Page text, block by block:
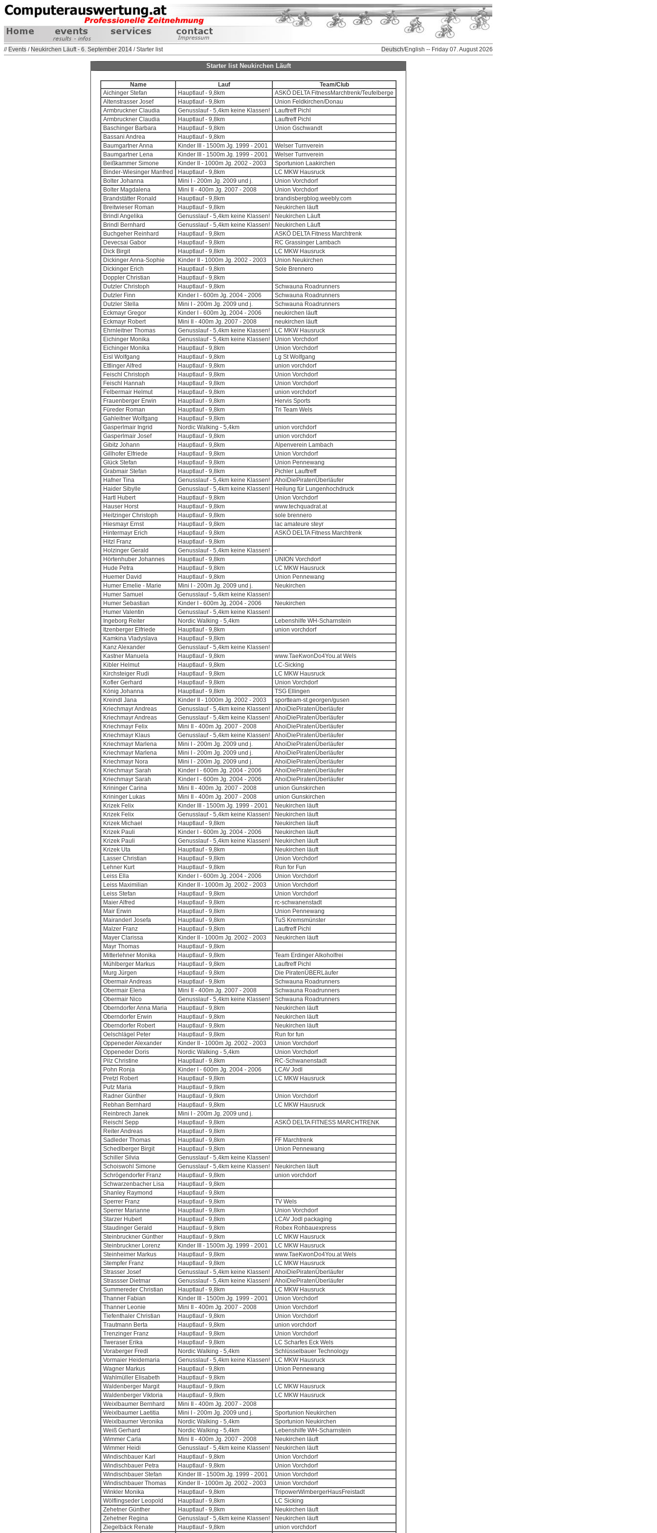
// Events / Neukirchen Läuft - 6. September 2014 / Starter list Deutsch/English -- Friday 07. August 2026
Starter list Neukirchen Läuft
Name Lauf
Team/Club
Aichinger Stefan
Hauptlauf - 9,8km
ASKÖ DELTA FitnessMarchtrenk/Teufelberge
Altenstrasser Josef
Hauptlauf - 9,8km
Union Feldkirchen/Donau
Armbruckner Claudia
Genusslauf - 5,4km keine Klassen!
Lauftreff Pichl
Armbruckner Claudia
Hauptlauf - 9,8km
Lauftreff Pichl
Baschinger Barbara
Hauptlauf - 9,8km
Union Gschwandt
Bassani Andrea
Hauptlauf - 9,8km
Baumgartner Anna
Kinder III - 1500m Jg. 1999 - 2001
Welser Turnverein
Baumgartner Lena
Kinder III - 1500m Jg. 1999 - 2001
Welser Turnverein
Beißkammer Simone
Kinder II - 1000m Jg. 2002 - 2003
Sportunion Laakirchen
Binder-Wiesinger Manfred
Hauptlauf - 9,8km
LC MKW Hausruck
Bolter Johanna
Mini I - 200m Jg. 2009 und j.
Union Vorchdorf
Bolter Magdalena
Mini II - 400m Jg. 2007 - 2008
Union Vorchdorf
Brandstätter Ronald
Hauptlauf - 9,8km
brandisbergblog.weebly.com
Breitwieser Roman
Hauptlauf - 9,8km
Neukirchen läuft
Brindl Angelika
Genusslauf - 5,4km keine Klassen!
Neukirchen Läuft
Brindl Bernhard
Genusslauf - 5,4km keine Klassen!
Neukirchen Läuft
Buchgeher Reinhard
Hauptlauf - 9,8km
ASKÖ DELTA Fitness Marchtrenk
Devecsai Gabor
Hauptlauf - 9,8km
RC Grassinger Lambach
Dick Birgit
Hauptlauf - 9,8km
LC MKW Hausruck
Dickinger Anna-Sophie
Kinder II - 1000m Jg. 2002 - 2003
Union Neukirchen
Dickinger Erich
Hauptlauf - 9,8km
Sole Brennero
Doppler Christian
Hauptlauf - 9,8km
Dutzler Christoph
Hauptlauf - 9,8km
Schwauna Roadrunners
Dutzler Finn
Kinder I - 600m Jg. 2004 - 2006
Schwauna Roadrunners
Dutzler Stella
Mini I - 200m Jg. 2009 und j.
Schwauna Roadrunners
Eckmayr Gregor
Kinder I - 600m Jg. 2004 - 2006
neukirchen läuft
Eckmayr Robert
Mini II - 400m Jg. 2007 - 2008
neukirchen läuft
Ehrnleitner Thomas
Genusslauf - 5,4km keine Klassen!
LC MKW Hausruck
Eichinger Monika
Genusslauf - 5,4km keine Klassen!
Union Vorchdorf
Eichinger Monika
Hauptlauf - 9,8km
Union Vorchdorf
Eisl Wolfgang
Hauptlauf - 9,8km
Lg St Wolfgang
Ettlinger Alfred
Hauptlauf - 9,8km
union vorchdorf
Feischl Christoph
Hauptlauf - 9,8km
Union Vorchdorf
Feischl Hannah
Hauptlauf - 9,8km
Union Vorchdorf
Felbermair Helmut
Hauptlauf - 9,8km
union vorchdorf
Frauenberger Erwin
Hauptlauf - 9,8km
Hervis Sports
Füreder Roman
Hauptlauf - 9,8km
Tri Team Wels
Gahleitner Wolfgang
Hauptlauf - 9,8km
Gasperlmair Ingrid
Nordic Walking - 5,4km
union vorchdorf
Gasperlmair Josef
Hauptlauf - 9,8km
union vorchdorf
Gibitz Johann
Hauptlauf - 9,8km
Alpenverein Lambach
Gillhofer Elfriede
Hauptlauf - 9,8km
Union Vorchdorf
Glück Stefan
Hauptlauf - 9,8km
Union Pennewang
Grabmair Stefan
Hauptlauf - 9,8km
Pichler Lauftreff
Hafner Tina
Genusslauf - 5,4km keine Klassen!
AhoiDiePiratenÜberläufer
Haider Sibylle
Genusslauf - 5,4km keine Klassen!
Heilung für Lungenhochdruck
Hartl Hubert
Hauptlauf - 9,8km
Union Vorchdorf
Hauser Horst
Hauptlauf - 9,8km
www.techquadrat.at
Heitzinger Christoph
Hauptlauf - 9,8km
sole brennero
Hiesmayr Ernst
Hauptlauf - 9,8km
lac amateure steyr
Hintermayr Erich
Hauptlauf - 9,8km
ASKÖ DELTA Fitness Marchtrenk
Hitzl Franz
Hauptlauf - 9,8km
Holzinger Gerald
Genusslauf - 5,4km keine Klassen!
-
Hörtenhuber Johannes
Hauptlauf - 9,8km
UNION Vorchdorf
Hude Petra
Hauptlauf - 9,8km
LC MKW Hausruck
Huemer David
Hauptlauf - 9,8km
Union Pennewang
Humer Emelie - Marie
Mini I - 200m Jg. 2009 und j.
Neukirchen
Humer Samuel
Genusslauf - 5,4km keine Klassen!
Humer Sebastian
Kinder I - 600m Jg. 2004 - 2006
Neukirchen
Humer Valentin
Genusslauf - 5,4km keine Klassen!
Ingeborg Reiter
Nordic Walking - 5,4km
Lebenshilfe WH-Scharnstein
Itzenberger Elfriede
Hauptlauf - 9,8km
union vorchdorf
Kamkina Vladyslava
Hauptlauf - 9,8km
Kanz Alexander
Genusslauf - 5,4km keine Klassen!
Kastner Manuela
Hauptlauf - 9,8km
www.TaeKwonDo4You.at Wels
Kibler Helmut
Hauptlauf - 9,8km
LC-Sicking
Kirchsteiger Rudi
Hauptlauf - 9,8km
LC MKW Hausruck
Kofler Gerhard
Hauptlauf - 9,8km
Union Vorchdorf
König Johanna
Hauptlauf - 9,8km
TSG Ellingen
Kreindl Jana
Kinder II - 1000m Jg. 2002 - 2003
sportteam-st.georgen/gusen
Kriechmayr Andreas
Genusslauf - 5,4km keine Klassen!
AhoiDiePiratenÜberläufer
Kriechmayr Andreas
Genusslauf - 5,4km keine Klassen!
AhoiDiePiratenÜberläufer
Kriechmayr Felix
Mini II - 400m Jg. 2007 - 2008
AhoiDiePiratenÜberläufer
Kriechmayr Klaus
Genusslauf - 5,4km keine Klassen!
AhoiDiePiratenÜberläufer
Kriechmayr Marlena
Mini I - 200m Jg. 2009 und j.
AhoiDiePiratenÜberläufer
Kriechmayr Marlena
Mini I - 200m Jg. 2009 und j.
AhoiDiePiratenÜberläufer
Kriechmayr Nora
Mini I - 200m Jg. 2009 und j.
AhoiDiePiratenÜberläufer
Kriechmayr Sarah
Kinder I - 600m Jg. 2004 - 2006
AhoiDiePiratenÜberläufer
Kriechmayr Sarah
Kinder I - 600m Jg. 2004 - 2006
AhoiDiePiratenÜberläufer
Krininger Carina
Mini II - 400m Jg. 2007 - 2008
union Gunskirchen
Krininger Lukas
Mini II - 400m Jg. 2007 - 2008
union Gunskirchen
Krizek Felix
Kinder III - 1500m Jg. 1999 - 2001
Neukirchen läuft
Krizek Felix
Genusslauf - 5,4km keine Klassen!
Neukirchen läuft
Krizek Michael
Hauptlauf - 9,8km
Neukirchen läuft
Krizek Pauli
Kinder I - 600m Jg. 2004 - 2006
Neukirchen läuft
Krizek Pauli
Genusslauf - 5,4km keine Klassen!
Neukirchen läuft
Krizek Uta
Hauptlauf - 9,8km
Neukirchen läuft
Lasser Christian
Hauptlauf - 9,8km
Union Vorchdorf
Lehner Kurt
Hauptlauf - 9,8km
Run for Fun
Leiss Ella
Kinder I - 600m Jg. 2004 - 2006
Union Vorchdorf
Leiss Maximilian
Kinder II - 1000m Jg. 2002 - 2003
Union Vorchdorf
Leiss Stefan
Hauptlauf - 9,8km
Union Vorchdorf
Maier Alfred
Hauptlauf - 9,8km
rc-schwanenstadt
Mair Erwin
Hauptlauf - 9,8km
Union Pennewang
Mairanderl Josefa
Hauptlauf - 9,8km
TuS Kremsmünster
Malzer Franz
Hauptlauf - 9,8km
Lauftreff Pichl
Mayer Clarissa
Kinder II - 1000m Jg. 2002 - 2003
Neukirchen läuft
Mayr Thomas
Hauptlauf - 9,8km
Mitterlehner Monika
Hauptlauf - 9,8km
Team Erdinger Alkoholfrei
Mühlberger Markus
Hauptlauf - 9,8km
Lauftreff Pichl
Murg Jürgen
Hauptlauf - 9,8km
Die PiratenÜBERLäufer
Obermair Andreas
Hauptlauf - 9,8km
Schwauna Roadrunners
Obermair Elena
Mini II - 400m Jg. 2007 - 2008
Schwauna Roadrunners
Obermair Nico
Genusslauf - 5,4km keine Klassen!
Schwauna Roadrunners
Oberndorfer Anna Maria
Hauptlauf - 9,8km
Neukirchen läuft
Oberndorfer Erwin
Hauptlauf - 9,8km
Neukirchen läuft
Oberndorfer Robert
Hauptlauf - 9,8km
Neukirchen läuft
Oelschlägel Peter
Hauptlauf - 9,8km
Run for fun
Oppeneder Alexander
Kinder II - 1000m Jg. 2002 - 2003
Union Vorchdorf
Oppeneder Doris
Nordic Walking - 5,4km
Union Vorchdorf
Pilz Christine
Hauptlauf - 9,8km
RC-Schwanenstadt
Pohn Ronja
Kinder I - 600m Jg. 2004 - 2006
LCAV Jodl
Pretzl Robert
Hauptlauf - 9,8km
LC MKW Hausruck
Putz Maria
Hauptlauf - 9,8km
Radner Günther
Hauptlauf - 9,8km
Union Vorchdorf
Rebhan Bernhard
Hauptlauf - 9,8km
LC MKW Hausruck
Reinbrech Janek
Mini I - 200m Jg. 2009 und j.
Reischl Sepp
Hauptlauf - 9,8km
ASKÖ DELTA FITNESS MARCHTRENK
Reiter Andreas
Hauptlauf - 9,8km
Sadleder Thomas
Hauptlauf - 9,8km
FF Marchtrenk
Schedlberger Birgit
Hauptlauf - 9,8km
Union Pennewang
Schiller Silvia
Genusslauf - 5,4km keine Klassen!
Schoiswohl Simone
Genusslauf - 5,4km keine Klassen!
Neukirchen läuft
Schrögendorfer Franz
Hauptlauf - 9,8km
union vorchdorf
Schwarzenbacher Lisa
Hauptlauf - 9,8km
Shanley Raymond
Hauptlauf - 9,8km
Sperrer Franz
Hauptlauf - 9,8km
TV Wels
Sperrer Marianne
Hauptlauf - 9,8km
Union Vorchdorf
Starzer Hubert
Hauptlauf - 9,8km
LCAV Jodl packaging
Staudinger Gerald
Hauptlauf - 9,8km
Robex Rohbauexpress
Steinbruckner Günther
Hauptlauf - 9,8km
LC MKW Hausruck
Steinbruckner Lorenz
Kinder III - 1500m Jg. 1999 - 2001
LC MKW Hausruck
Steinheimer Markus
Hauptlauf - 9,8km
www.TaeKwonDo4You.at Wels
Stempfer Franz
Hauptlauf - 9,8km
LC MKW Hausruck
Strasser Josef
Genusslauf - 5,4km keine Klassen!
AhoiDiePiratenÜberläufer
Strassser Dietmar
Genusslauf - 5,4km keine Klassen!
AhoiDiePiratenÜberläufer
Summereder Christian
Hauptlauf - 9,8km
LC MKW Hausruck
Thanner Fabian
Kinder III - 1500m Jg. 1999 - 2001
Union Vorchdorf
Thanner Leonie
Mini II - 400m Jg. 2007 - 2008
Union Vorchdorf
Tiefenthaler Christian
Hauptlauf - 9,8km
Union Vorchdorf
Trautmann Berta
Hauptlauf - 9,8km
union vorchdorf
Trenzinger Franz
Hauptlauf - 9,8km
Union Vorchdorf
Tweraser Erika
Hauptlauf - 9,8km
LC Scharfes Eck Wels
Voraberger Fredl
Nordic Walking - 5,4km
Schlüsselbauer Technology
Vormaier Heidemaria
Genusslauf - 5,4km keine Klassen!
LC MKW Hausruck
Wagner Markus
Hauptlauf - 9,8km
Union Pennewang
Wahlmüller Elisabeth
Hauptlauf - 9,8km
Waldenberger Margit
Hauptlauf - 9,8km
LC MKW Hausruck
Waldenberger Viktoria
Hauptlauf - 9,8km
LC MKW Hausruck
Weixlbaumer Bernhard
Mini II - 400m Jg. 2007 - 2008
Weixlbaumer Laetitia
Mini I - 200m Jg. 2009 und j.
Sportunion Neukirchen
Weixlbaumer Veronika
Nordic Walking - 5,4km
Sportunion Neukirchen
Weiß Gerhard
Nordic Walking - 5,4km
Lebenshilfe WH-Scharnstein
Wimmer Carla
Mini II - 400m Jg. 2007 - 2008
Neukirchen läuft
Wimmer Heidi
Genusslauf - 5,4km keine Klassen!
Neukirchen läuft
Windischbauer Karl
Hauptlauf - 9,8km
Union Vorchdorf
Windischbauer Petra
Hauptlauf - 9,8km
Union Vorchdorf
Windischbauer Stefan
Kinder III - 1500m Jg. 1999 - 2001
Union Vorchdorf
Windischbauer Thomas
Kinder II - 1000m Jg. 2002 - 2003
Union Vorchdorf
Winkler Monika
Hauptlauf - 9,8km
TripowerWimbergerHausFreistadt
Wölflingseder Leopold
Hauptlauf - 9,8km
LC Sicking
Zehetner Günther
Hauptlauf - 9,8km
Neukirchen läuft
Zehetner Regina
Genusslauf - 5,4km keine Klassen!
Neukirchen läuft
Ziegelbäck Renate
Hauptlauf - 9,8km
union vorchdorf